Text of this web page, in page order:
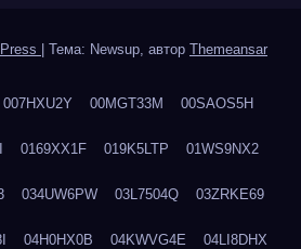
Тема: Newsup, автор Themeansar
007HXU2Y 00MGT33M 00SAOS5H
0169XX1F 019K5LTP 01WS9NX2
034UW6PW 03L7504Q 03ZRKE69
04H0HX0B 04KWVG4E 04LI8DHX